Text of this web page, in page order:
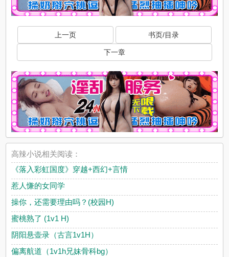
上一页 书页/目录
下一章
高辣小说相关阅读：
《落入彩虹国度》穿越+西幻+言情
惹人慊的女同学
操你，还需要理由吗？(校园H)
蜜桃熟了 (1v1 H)
阴阳悬壶录（古言1v1H）
偏离航道（1v1h兄妹骨科bg）